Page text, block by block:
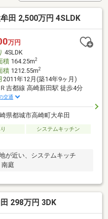
田 2,500万円 4SLDK
万円
4SLDK
積164.25m2
積1212.55m2
2011年12月(築14年9ヶ月)
Ｒ吉都線 高崎新田駅 徒歩4分
交通
県都城市高崎町大牟田
システムキッチン
が近い、システムキッチ
庭
298万円 3DK